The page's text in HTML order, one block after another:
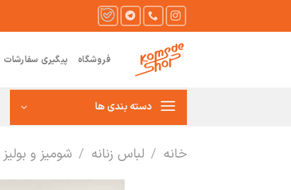
فروشگاه پیگیری سفارشات
دسته بندی ها
خانه / لباس زنانه / شومیز و بولیز